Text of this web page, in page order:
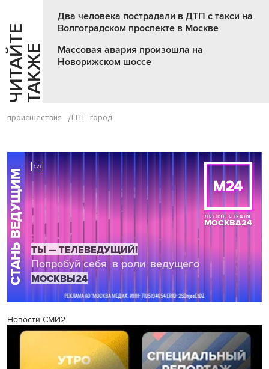
Ч
И
Т
АЙ
Т
Е
Т
А
К
ЖЕ
Два человека пострадали в ДТП с такси на
Волгоградском проспекте в Москве
Массовая авария произошла на
Новорижском шоссе
происшествия ДТП город
Новости СМИ2